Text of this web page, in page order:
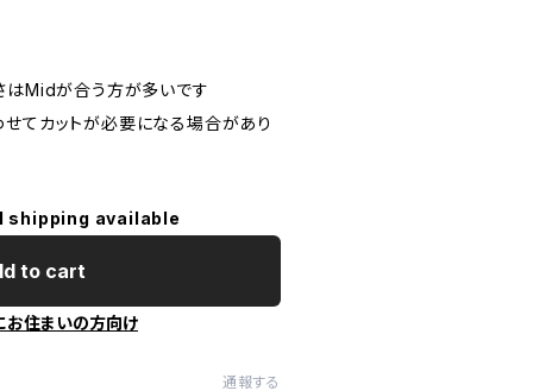
はMidが合う方が多いです
せてカットが必要になる場合があり
shipping available
to cart
お住まいの方向け
通報する